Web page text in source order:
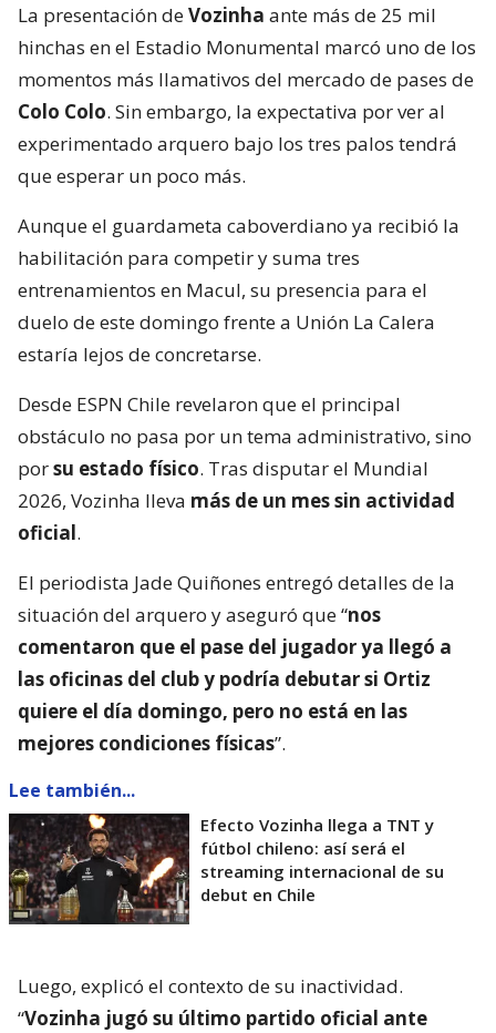
La presentación deVozinha ante más de 25 mil
hinchas en el Estadio Monumental marcó uno de los
momentos más llamativos del mercado de pases de
Colo Colo. Sin embargo, la expectativa por ver al
experimentado arquero bajo los tres palos tendrá
que esperar un poco más.
Aunque el guardameta caboverdiano ya recibió la
habilitación para competir y suma tres
entrenamientos en Macul, su presencia para el
duelo de este domingo frente a Unión La Calera
estaría lejos de concretarse.
Desde ESPN Chile revelaron que el principal
obstáculo no pasa por un tema administrativo, sino
porsu estado físico. Tras disputar el Mundial
2026, Vozinha lleva más de un mes sin actividad
oficial.
El periodista Jade Quiñones entregó detalles de la
situación del arquero y aseguró que “nos
comentaron que el pase del jugador ya llegó a
las oficinas del club y podría debutar si Ortiz
quiere el día domingo, pero no está en las
mejores condiciones físicas”.
Lee también...
Efecto Vozinha llega a TNT y
fútbol chileno: así será el
streaming internacional de su
debut en Chile
Luego, explicó el contexto de su inactividad.
“Vozinha jugó su último partido oficial ante